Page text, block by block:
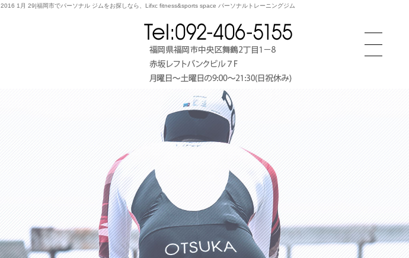
2016 1月 29|福岡市でパーソナル ジムをお探しなら、Lifxc fitness&sports space パーソナルトレーニングジム